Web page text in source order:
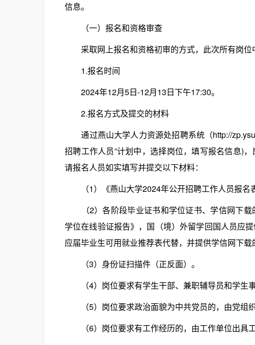
信息。
（一）报名和资格审查
采取网上报名和资格初审的方式，此次所有岗位
1.报名时间
2024年12月5日-12月13日下午17:30。
2.报名方式及提交的材料
通过燕山大学人力资源处招聘系统（http://
招聘工作人员”计划中，选择岗位，填写报名信息)
请报名人员如实填写并提交以下材料：
（1）《燕山大学2024年公开招聘工作人员报名
（2）各阶段毕业证书和学位证书、学信网下载
学位在线验证报告》，国（境）外留学回国人员应
应届毕业生可用就业推荐表代替，并提供学信网下载
（3）身份证扫描件（正反面）。
（4）岗位要求有学生干部、兼职辅导员和学生事
（5）岗位要求政治面貌为中共党员的，由党组织
（6）岗位要求有工作经历的，由工作单位出具工